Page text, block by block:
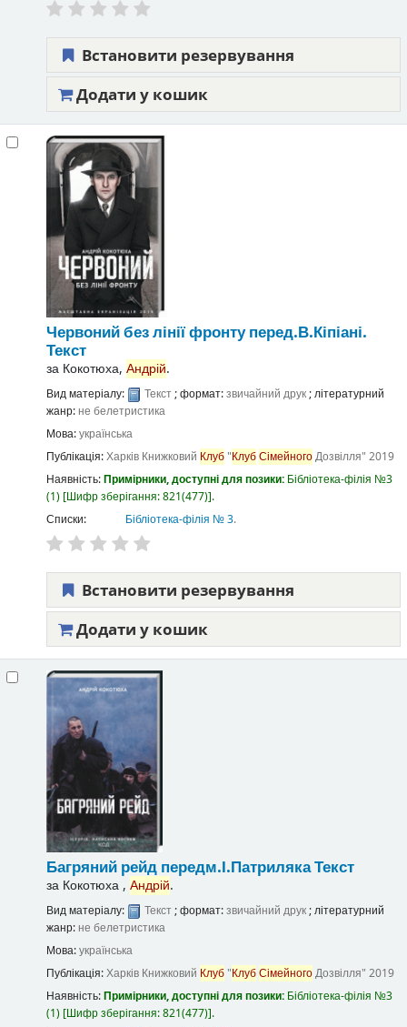
Встановити резервування
Додати у кошик
Червоний без лінії фронтуперед.В.Кіпіані.
Текст
за Кокотюха, Андрій.
Вид матеріалу: Текст; формат:звичайний друк; літературний
жанр:не белетристика
Мова:українська
Публікація:Харків Книжковий Клуб"КлубСімейногоДозвілля" 2019
Наявність:Примірники, доступні для позики: Бібліотека-філія №3
(1) Шифр зберігання:821(477) .
Списки:
Бібліотека-філія № 3.
Встановити резервування
Додати у кошик
Багряний рейд передм.І.ПатрилякаТекст
за Кокотюха , Андрій.
Вид матеріалу: Текст; формат:звичайний друк; літературний
жанр: не белетристика
Мова:українська
Публікація:Харків Книжковий Клуб"КлубСімейногоДозвілля" 2019
Наявність:Примірники, доступні для позики: Бібліотека-філія №3
(1) Шифр зберігання:821(477) .